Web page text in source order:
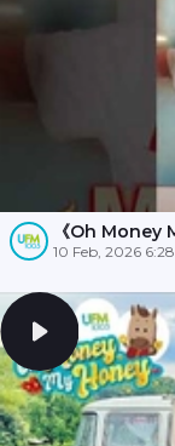
《Oh Money
10 Feb, 2026